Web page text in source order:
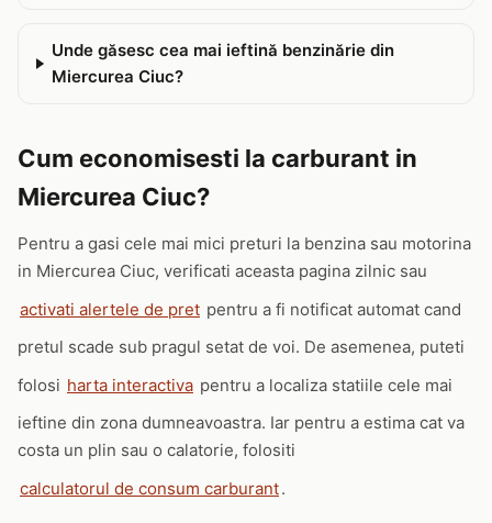
Unde găsesc cea mai ieftină benzinărie din
Miercurea Ciuc?
Cum economisesti la carburant in
Miercurea Ciuc?
Pentru a gasi cele mai mici preturi la benzina sau motorina
in Miercurea Ciuc, verificati aceasta pagina zilnic sau
activati alertele de pret pentru a fi notificat automat cand
pretul scade sub pragul setat de voi. De asemenea, puteti
folosi harta interactiva pentru a localiza statiile cele mai
ieftine din zona dumneavoastra. Iar pentru a estima cat va
costa un plin sau o calatorie, folositi
calculatorul de consum carburant.